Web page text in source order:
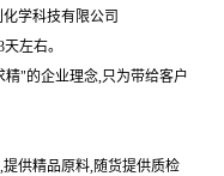
学科技有限公司
左右。
"的企业理念,只为带给客户
供精品原料,随货提供质检